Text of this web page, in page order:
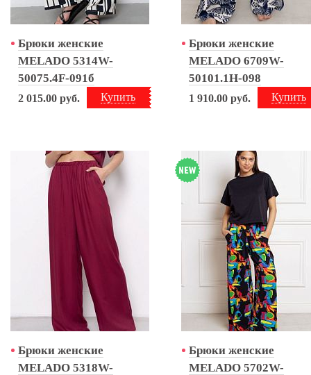
Брюки женские
MELADO 5314W-
50075.4F-091б
Купить
2 015.00 руб.
Брюки женские
MELADO 6709W-
50101.1H-098
Купить
1 910.00 руб.
Брюки женские
MELADO 5318W-
Брюки женские
MELADO 5702W-